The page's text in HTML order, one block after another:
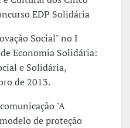
EDP Solidária
Social" no I
Economia Solidária:
e Solidária,
de 2013.
"A
de proteção